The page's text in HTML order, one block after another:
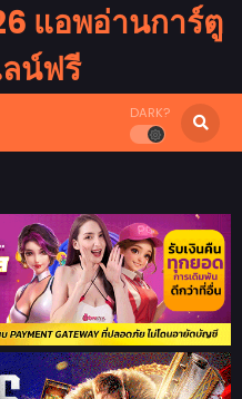
แอพอ่านการ์ตู
น์ฟรี
DARK?